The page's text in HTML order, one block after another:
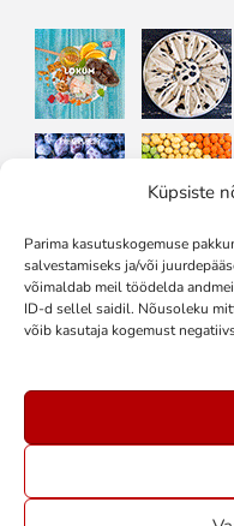
Küpsiste
Parima kasutuskogemuse
salvestamiseks ja/või
võimaldab meil töödelda
ID-d sellel saidil. Nõusoleku
võib kasutaja kogemust
Jälgi meid